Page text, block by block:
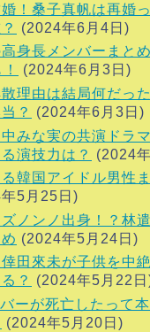
！桑子真帆は再婚
(2024年6月4日)
身長メンバーまと
(2024年6月3日)
理由は結局何だっ
？
(2024年6月3日)
みな実の共演ドラ
演技力は？
(2024
韓国アイドル男性
5月25日)
ノンノ出身！？林
(2024年5月24日)
田來未が子供を中
？
(2024年5月22日
ーが死亡したって
(2024年5月20日)